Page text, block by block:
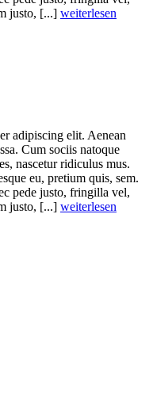
justo, [...] weiterlesen
adipiscing elit. Aenean
Cum sociis natoque
nascetur ridiculus mus.
eu, pretium quis, sem.
pede justo, fringilla vel,
justo, [...] weiterlesen